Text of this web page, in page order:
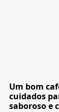
Um bom
cuidados
saboroso e